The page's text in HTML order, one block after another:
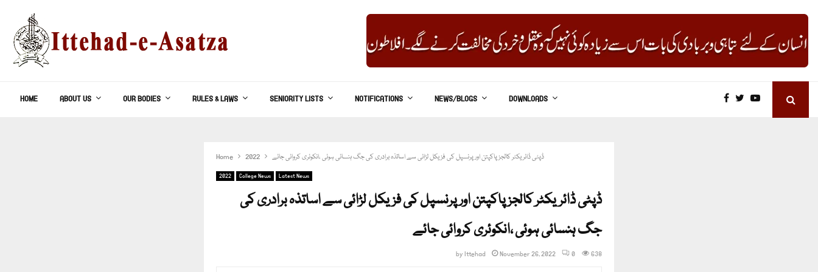
HOME ABOUT US OUR BODIES RULES & LAWS SENIORITY LISTS NOTIFICATIONS NEWS/BLOGS DOWNLOADS
Home 2022 ڈپٹی ڈائریکٹر کالجز پاکپتن اور پرنسپل کی فزیکل لڑائی سے اساتذہ برادری کی جگ ہنسائی ہوئی ،انکوئری کروائی جائے
2022 College News Latest News
ڈپٹی ڈائریکٹر کالجز پاکپتن اور پرنسپل کی فزیکل لڑائی سے اساتذہ برادری کی
جگ ہنسائی ہوئی ،انکوئری کروائی جائے
byIttehad November 26, 2022 0 638